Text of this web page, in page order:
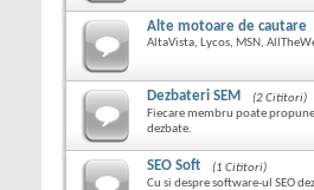
Alte motoare de cautare
AltaVista, Lycos, MSN,
Dezbateri SEM
(2 Cititori)
Fiecare membru poate
dezbate.
SEO Soft
(1 Cititori)
Cu si despre software-ul SEO